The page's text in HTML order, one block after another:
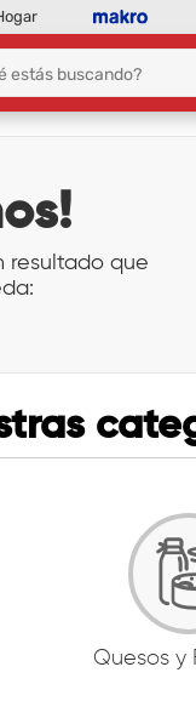
resultado que
Quesos y